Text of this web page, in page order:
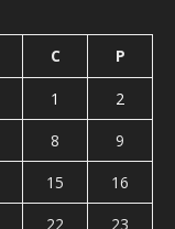
C P
1
2
8
9
15
16
22
23